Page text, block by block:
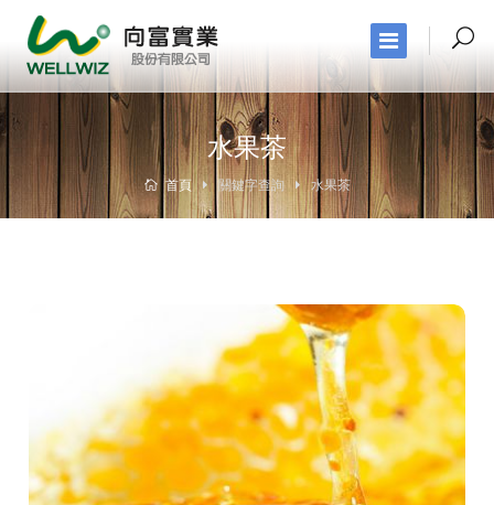
水果茶
首頁 關鍵字查詢 水果茶